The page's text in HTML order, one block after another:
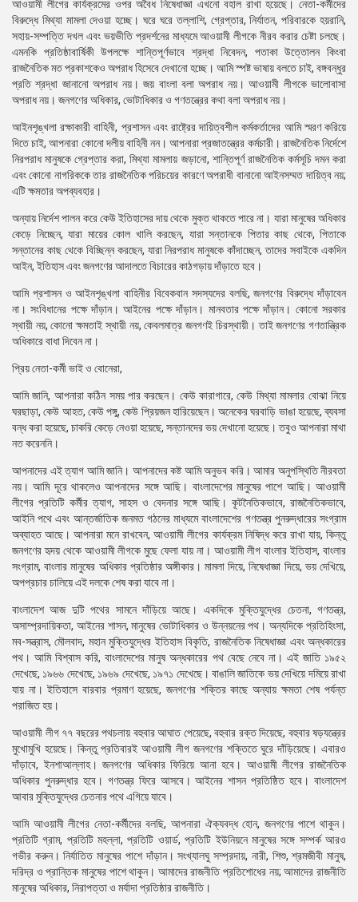
আওয়ামী লীগের কার্যক্রমের ওপর অবৈধ নিষেধাজ্ঞা এখনো বহাল রাখা হয়েছে। নেতা-কর্মীদের
বিরুদ্ধে মিথ্যা মামলা দেওয়া হচ্ছে। ঘরে ঘরে তল্লাশি, গ্রেপ্তার, নির্যাতন, পরিবারকে হয়রানি,
সহায়-সম্পত্তি দখল এবং ভয়ভীতি প্রদর্শনের মাধ্যমে আওয়ামী লীগকে নীরব করার চেষ্টা চলছে।
এমনকি প্রতিষ্ঠাবার্ষিকী উপলক্ষে শান্তিপূর্ণভাবে শ্রদ্ধা নিবেদন, পতাকা উত্তোলন কিংবা
রাজনৈতিক মত প্রকাশকেও অপরাধ হিসেবে দেখানো হচ্ছে। আমি স্পষ্ট ভাষায় বলতে চাই, বঙ্গবন্ধুর
প্রতি শ্রদ্ধা জানানো অপরাধ নয়। জয় বাংলা বলা অপরাধ নয়। আওয়ামী লীগকে ভালোবাসা
অপরাধ নয়। জনগণের অধিকার, ভোটাধিকার ও গণতন্ত্রের কথা বলা অপরাধ নয়।
আইনশৃঙ্খলা রক্ষাকারী বাহিনী, প্রশাসন এবং রাষ্ট্রের দায়িত্বশীল কর্মকর্তাদের আমি স্মরণ করিয়ে
দিতে চাই, আপনারা কোনো দলীয় বাহিনী নন। আপনারা প্রজাতন্ত্রের কর্মচারী। রাজনৈতিক নির্দেশে
নিরপরাধ মানুষকে গ্রেপ্তার করা, মিথ্যা মামলায় জড়ানো, শান্তিপূর্ণ রাজনৈতিক কর্মসূচি দমন করা
এবং কোনো নাগরিককে তার রাজনৈতিক পরিচয়ের কারণে অপরাধী বানানো আইনসম্মত দায়িত্ব নয়;
এটি ক্ষমতার অপব্যবহার।
অন্যায় নির্দেশ পালন করে কেউ ইতিহাসের দায় থেকে মুক্ত থাকতে পারে না। যারা মানুষের অধিকার
কেড়ে নিচ্ছেন, যারা মায়ের কোল খালি করছেন, যারা সন্তানকে পিতার কাছ থেকে, পিতাকে
সন্তানের কাছ থেকে বিচ্ছিন্ন করছেন, যারা নিরপরাধ মানুষকে কাঁদাচ্ছেন, তাদের সবাইকে একদিন
আইন, ইতিহাস এবং জনগণের আদালতে বিচারের কাঠগড়ায় দাঁড়াতে হবে।
আমি প্রশাসন ও আইনশৃঙ্খলা বাহিনীর বিবেকবান সদস্যদের বলছি, জনগণের বিরুদ্ধে দাঁড়াবেন
না। সংবিধানের পক্ষে দাঁড়ান। আইনের পক্ষে দাঁড়ান। মানবতার পক্ষে দাঁড়ান। কোনো সরকার
স্থায়ী নয়, কোনো ক্ষমতাই স্থায়ী নয়, কেবলমাত্র জনগণই চিরস্থায়ী। তাই জনগণের গণতান্ত্রিক
অধিকারে বাধা দিবেন না।
প্রিয় নেতা-কর্মী ভাই ও বোনেরা,
আমি জানি, আপনারা কঠিন সময় পার করছেন। কেউ কারাগারে, কেউ মিথ্যা মামলার বোঝা নিয়ে
ঘরছাড়া, কেউ আহত, কেউ পঙ্গু, কেউ প্রিয়জন হারিয়েছেন। অনেকের ঘরবাড়ি ভাঙা হয়েছে, ব্যবসা
বন্ধ করা হয়েছে, চাকরি কেড়ে নেওয়া হয়েছে, সন্তানদের ভয় দেখানো হয়েছে। তবুও আপনারা মাথা
নত করেননি।
আপনাদের এই ত্যাগ আমি জানি। আপনাদের কষ্ট আমি অনুভব করি। আমার অনুপস্থিতি নীরবতা
নয়। আমি দূরে থাকলেও আপনাদের সঙ্গে আছি। বাংলাদেশের মানুষের পাশে আছি। আওয়ামী
লীগের প্রতিটি কর্মীর ত্যাগ, সাহস ও বেদনার সঙ্গে আছি। কূটনৈতিকভাবে, রাজনৈতিকভাবে,
আইনি পথে এবং আন্তর্জাতিক জনমত গঠনের মাধ্যমে বাংলাদেশের গণতন্ত্র পুনরুদ্ধারের সংগ্রাম
অব্যাহত আছে। আপনারা মনে রাখবেন, আওয়ামী লীগের কার্যক্রম নিষিদ্ধ করে রাখা যায়, কিন্তু
জনগণের হৃদয় থেকে আওয়ামী লীগকে মুছে ফেলা যায় না। আওয়ামী লীগ বাংলার ইতিহাস, বাংলার
সংগ্রাম, বাংলার মানুষের অধিকার প্রতিষ্ঠার অঙ্গীকার। মামলা দিয়ে, নিষেধাজ্ঞা দিয়ে, ভয় দেখিয়ে,
অপপ্রচার চালিয়ে এই দলকে শেষ করা যাবে না।
বাংলাদেশ আজ দুটি পথের সামনে দাঁড়িয়ে আছে। একদিকে মুক্তিযুদ্ধের চেতনা, গণতন্ত্র,
অসাম্প্রদায়িকতা, আইনের শাসন, মানুষের ভোটাধিকার ও উন্নয়নের পথ। অন্যদিকে প্রতিহিংসা,
মব-সন্ত্রাস, মৌলবাদ, মহান মুক্তিযুদ্ধের ইতিহাস বিকৃতি, রাজনৈতিক নিষেধাজ্ঞা এবং অন্ধকারের
পথ। আমি বিশ্বাস করি, বাংলাদেশের মানুষ অন্ধকারের পথ বেছে নেবে না। এই জাতি ১৯৫২
দেখেছে, ১৯৬৬ দেখেছে, ১৯৬৯ দেখেছে, ১৯৭১ দেখেছে। বাঙালি জাতিকে ভয় দেখিয়ে দমিয়ে রাখা
যায় না। ইতিহাসে বারবার প্রমাণ হয়েছে, জনগণের শক্তির কাছে অন্যায় ক্ষমতা শেষ পর্যন্ত
পরাজিত হয়।
আওয়ামী লীগ ৭৭ বছরের পথচলায় বহুবার আঘাত পেয়েছে, বহুবার রক্ত দিয়েছে, বহুবার ষড়যন্ত্রের
মুখোমুখি হয়েছে। কিন্তু প্রতিবারই আওয়ামী লীগ জনগণের শক্তিতে ঘুরে দাঁড়িয়েছে। এবারও
দাঁড়াবে, ইনশাআল্লাহ। জনগণের অধিকার ফিরিয়ে আনা হবে। আওয়ামী লীগের রাজনৈতিক
অধিকার পুনরুদ্ধার হবে। গণতন্ত্র ফিরে আসবে। আইনের শাসন প্রতিষ্ঠিত হবে। বাংলাদেশ
আবার মুক্তিযুদ্ধের চেতনার পথে এগিয়ে যাবে।
আমি আওয়ামী লীগের নেতা-কর্মীদের বলছি, আপনারা ঐক্যবদ্ধ হোন, জনগণের পাশে থাকুন।
প্রতিটি গ্রাম, প্রতিটি মহল্লা, প্রতিটি ওয়ার্ড, প্রতিটি ইউনিয়নে মানুষের সঙ্গে সম্পর্ক আরও
গভীর করুন। নির্যাতিত মানুষের পাশে দাঁড়ান। সংখ্যালঘু সম্প্রদায়, নারী, শিশু, শ্রমজীবী মানুষ,
দরিদ্র ও প্রান্তিক মানুষের পাশে থাকুন। আমাদের রাজনীতি প্রতিশোধের নয়; আমাদের রাজনীতি
মানুষের অধিকার, নিরাপত্তা ও মর্যাদা প্রতিষ্ঠার রাজনীতি।